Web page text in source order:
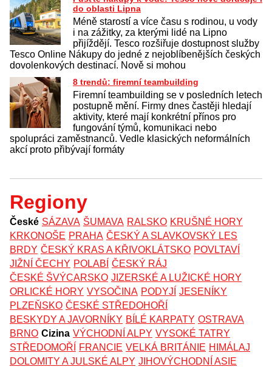
do oblasti Lipna
Méně starostí a více času s rodinou, u vody
i na zážitky, za kterými lidé na Lipno
přijíždějí. Tesco rozšiřuje dostupnost služby
Tesco Online Nákupy do jedné z nejoblíbenějších českých
dovolenkových destinací. Nově si mohou
8 trendů: firemní teambuilding
Firemní teambuilding se v posledních letech
postupně mění. Firmy dnes častěji hledají
aktivity, které mají konkrétní přínos pro
fungování týmů, komunikaci nebo
spolupráci zaměstnanců. Vedle klasických neformálních
akcí proto přibývají formáty
Regiony
České SÁZAVA ŠUMAVA RALSKO KRUŠNÉ HORY
KRKONOŠE PRAHA ČESKÝ A SLAVKOVSKÝ LES
BRDY ČESKÝ KRAS A KŘIVOKLÁTSKO POVLTAVÍ
JIŽNÍ ČECHY POLABÍ ČESKÝ RÁJ
ČESKÉ ŠVÝCARSKO JIZERSKÉ A LUŽICKÉ HORY
ORLICKÉ HORY VYSOČINA PODYJÍ JESENÍKY
PLZEŇSKO ČESKÉ STŘEDOHOŘÍ
BESKYDY A JAVORNÍKY BÍLÉ KARPATY OSTRAVA
BRNO Cizina VÝCHODNÍ ALPY VYSOKÉ TATRY
STŘEDOMOŘÍ
FRANCIE VELKÁ BRITÁNIE HIMÁLAJ
DOLOMITY A JULSKÉ ALPY JIHOVÝCHODNÍ ASIE